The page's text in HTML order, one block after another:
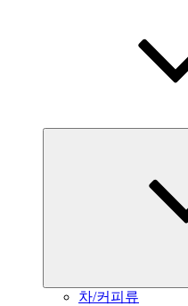
차/커피류